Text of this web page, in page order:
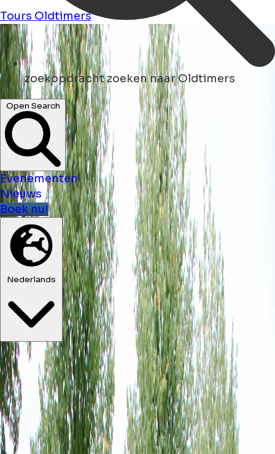
zoekopdrachtzoeken naar Oldtimers
Open Search
Evenementen
Nieuws
Boek nu!
Nederlands
Tours Oldtimers